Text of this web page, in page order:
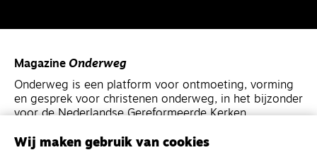
Magazine Onderweg
Onderweg is een platform voor ontmoeting, vorming
en gesprek voor christenen onderweg, in het bijzonder
voor de Nederlandse Gereformeerde Kerken.
Wij maken gebruik van cookies